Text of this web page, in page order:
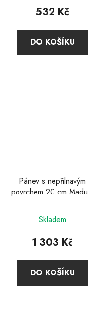
532 Kč
DO KOŠÍKU
Pánev s nepřilnavým
povrchem 20 cm Madura
Skladem
1 303 Kč
DO KOŠÍKU